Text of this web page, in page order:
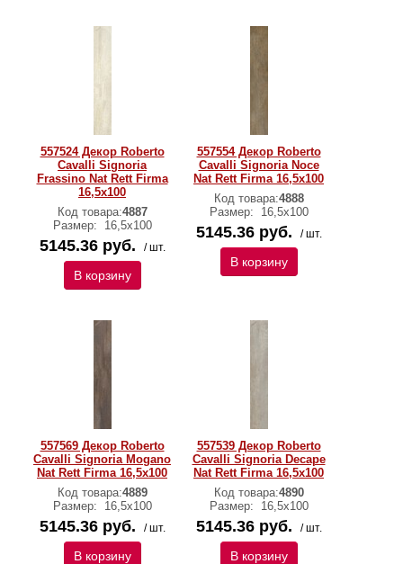
557524 Декор Roberto
Cavalli Signoria
Frassino Nat Rett Firma
16,5x100
Код товара:4887
Размер:
16,5x100
5145.36 руб. / шт.
В корзину
557554 Декор Roberto
Cavalli Signoria Noce
Nat Rett Firma 16,5x100
Код товара:4888
Размер:
16,5x100
5145.36 руб. / шт.
В корзину
557569 Декор Roberto
Cavalli Signoria Mogano
Nat Rett Firma 16,5x100
Код товара:4889
Размер:
16,5x100
5145.36 руб. / шт.
В корзину
557539 Декор Roberto
Cavalli Signoria Decape
Nat Rett Firma 16,5x100
Код товара:4890
Размер:
16,5x100
5145.36 руб. / шт.
В корзину